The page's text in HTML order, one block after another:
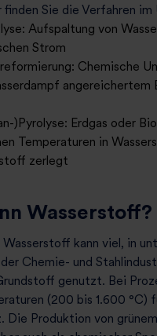
Sie die Verfahren im
Aufspaltung von
Strom
Chemische
angereichertem
)Pyrolyse: Erdgas oder
Temperaturen in
zerlegt
Wasserstoff?
Wasserstoff kann viel, in
Chemie- und
genutzt. Bei
(200 bis 1.600 °C)
Die Produktion von